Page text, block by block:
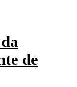
de